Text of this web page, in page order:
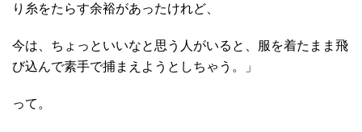
り糸をたらす余裕があったけれど、
今は、ちょっといいなと思う人がいると、服を着たまま飛
び込んで素手で捕まえようとしちゃう。」
って。